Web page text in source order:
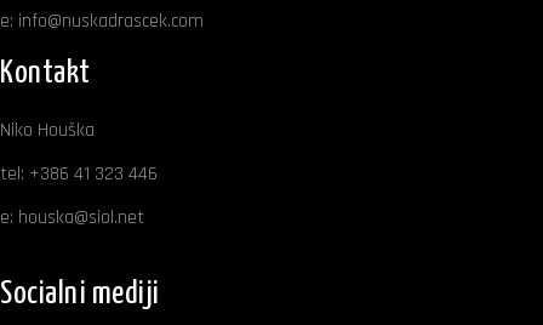
e: info@nuskadrascek.com
Kontakt
Niko Houška
tel: +386 41 323 446
e: houska@siol.net
Socialni mediji